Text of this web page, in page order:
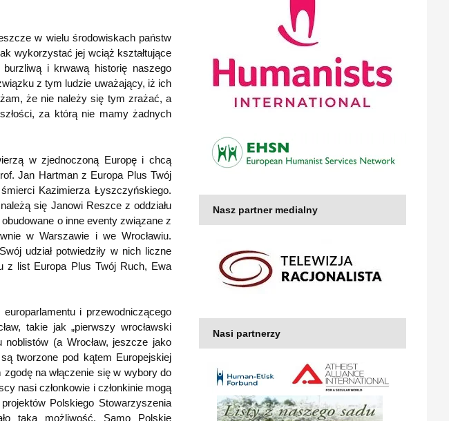
w wielu środowiskach państw
wykorzystać jej wciąż kształtujące
i krwawą historię naszego
z tym ludzie uważający, iż ich
że nie należy się tym zrażać, a
za którą nie mamy żadnych
w zjednoczoną Europę i chcą
Jan Hartman z Europa Plus Twój
Kazimierza Łyszczyńskiego.
się Janowi Reszce z oddziału
o inne eventy związane z
w Warszawie i we Wrocławiu.
udział potwiedziły w nich liczne
z list Europa Plus Twój Ruch, Ewa
i przewodniczącego
takie jak „pierwszy wrocławski
(a Wrocław, jeszcze jako
tworzone pod kątem Europejskiej
na włączenie się w wybory do
nasi członkowie i członkinie mogą
Polskiego Stowarzyszenia
taką możliwość. Samo Polskie
Nasz partner medialny
Nasi partnerzy